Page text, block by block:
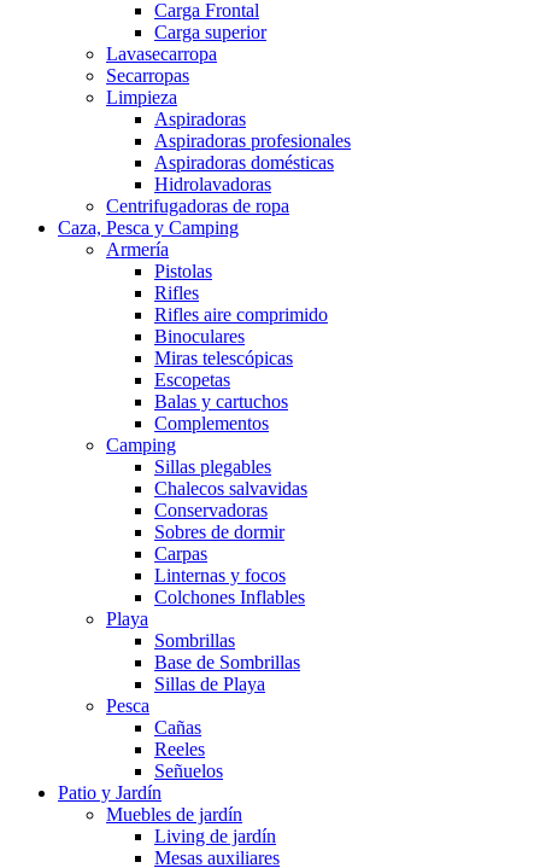
Carga Frontal
Carga superior
Lavasecarropa
Secarropas
Limpieza
Aspiradoras
Aspiradoras profesionales
Aspiradoras domésticas
Hidrolavadoras
Centrifugadoras de ropa
Caza, Pesca y Camping
Armería
Pistolas
Rifles
Rifles aire comprimido
Binoculares
Miras telescópicas
Escopetas
Balas y cartuchos
Complementos
Camping
Sillas plegables
Chalecos salvavidas
Conservadoras
Sobres de dormir
Carpas
Linternas y focos
Colchones Inflables
Playa
Sombrillas
Base de Sombrillas
Sillas de Playa
Pesca
Cañas
Reeles
Señuelos
Patio y Jardín
Muebles de jardín
Living de jardín
Mesas auxiliares